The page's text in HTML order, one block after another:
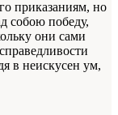
приказаниям, но
собою победу,
они сами
в неискусен ум,